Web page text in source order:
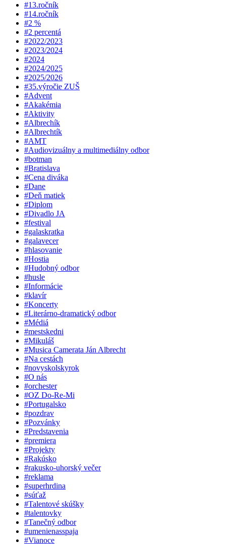
#13.ročník
#14.ročník
#2 %
#2 percentá
#2022/2023
#2023/2024
#2024
#2024/2025
#2025/2026
#35.výročie ZUŠ
#Advent
#Akakémia
#Aktivity
#Albrechík
#Albrechtík
#AMT
#Audiovizuálny a multimediálny odbor
#botman
#Bratislava
#Cena diváka
#Dane
#Deň matiek
#Diplom
#Divadlo JA
#festival
#galaskratka
#galavecer
#hlasovanie
#Hostia
#Hudobný odbor
#husle
#Informácie
#klavír
#Koncerty
#Literárno-dramatický odbor
#Médiá
#mestskedni
#Mikuláš
#Musica Camerata Ján Albrecht
#Na cestách
#novyskolskyrok
#O nás
#orchester
#OZ Do-Re-Mi
#Portugalsko
#pozdrav
#Pozvánky
#Predstavenia
#premiera
#Projekty
#Rakúsko
#rakusko-uhorský večer
#reklama
#superhrdina
#súťaž
#Talentové skúšky
#talentovky
#Tanečný odbor
#umenienasspaja
#Vianoce